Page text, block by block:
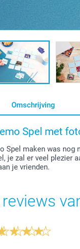
Omschrijving
Spel met
Spel maken was nog
je zal er veel plezier
je vrienden.